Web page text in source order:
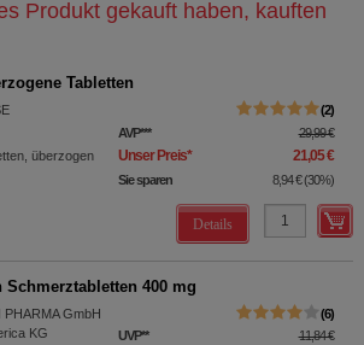
Produkt gekauft haben, kauften
Tabletten
überzogen
2
AVP*** 29,99 €
Unser Preis* 21,05 €
Sie sparen 8,94 € (30%)
Details
Schmerztabletten 400 mg
PHARMA GmbH
KG
6
UVP** 11,84 €